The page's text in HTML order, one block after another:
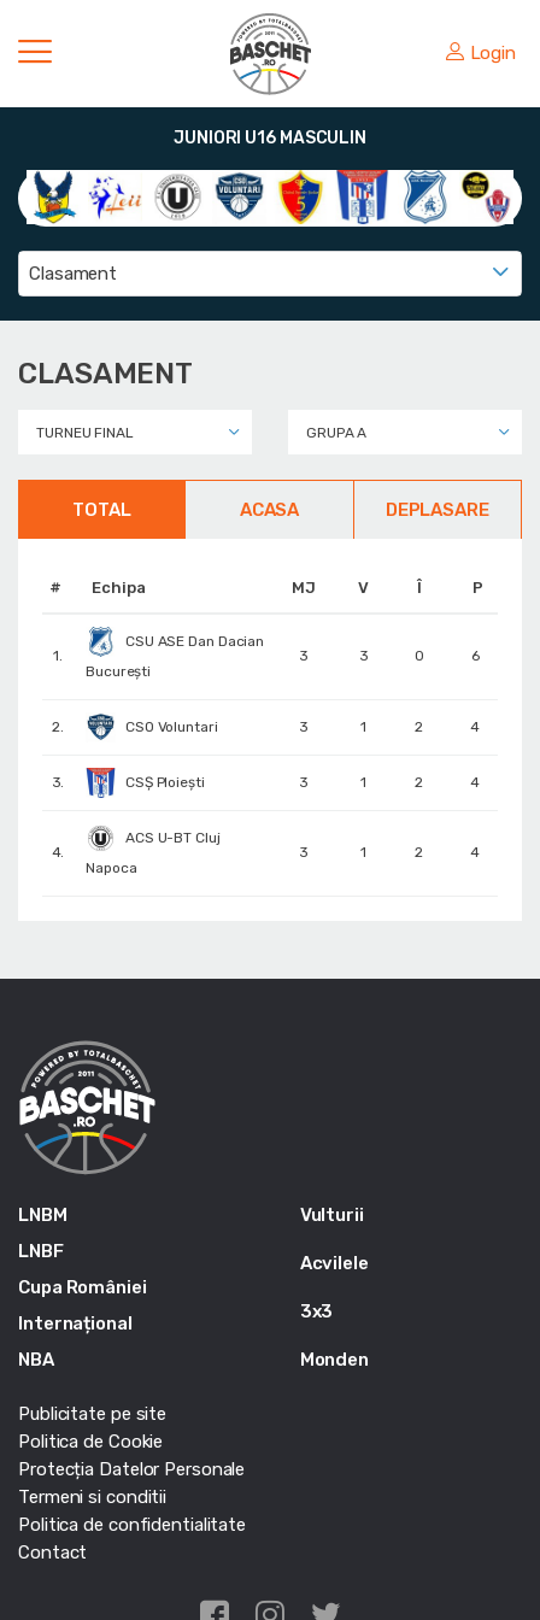
Login
JUNIORI U16 MASCULIN
Clasament
CLASAMENT
TURNEU FINAL GRUPA A
TOTAL ACASA DEPLASARE
# Echipa MJ V Î P
1.
CSU ASE Dan Dacian
București
3 3 0 6
2. CSO Voluntari 3 1 2 4
3. CSȘ Ploiești 3 1 2 4
4.
ACS U-BT Cluj
Napoca
3 1 2 4
LNBM
LNBF
Cupa României
Internațional
NBA
Vulturii
Acvilele
3x3
Monden
Publicitate pe site
Politica de Cookie
Protecția Datelor Personale
Termeni si conditii
Politica de confidentialitate
Contact